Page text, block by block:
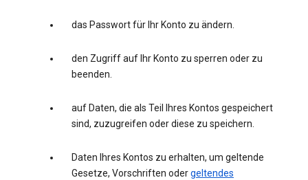
das Passwort für Ihr Konto zu ändern.
den Zugriff auf Ihr Konto zu sperren oder zu
beenden.
auf Daten, die als Teil Ihres Kontos gespeichert
sind, zuzugreifen oder diese zu speichern.
Daten Ihres Kontos zu erhalten, um geltende
Gesetze, Vorschriften odergeltendes